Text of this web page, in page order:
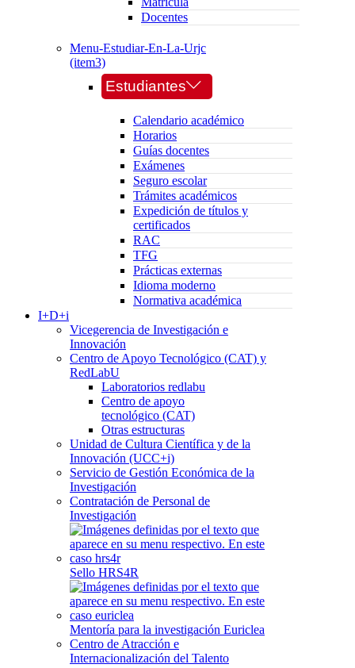
Docentes
Menu-Estudiar-En-La-Urjc
(item3)
Estudiantes
Calendario académico
Horarios
Guías docentes
Exámenes
Seguro escolar
Trámites académicos
Expedición de títulos y
certificados
RAC
TFG
Prácticas externas
Idioma moderno
Normativa académica
I+D+i
Vicegerencia de Investigación e
Innovación
Centro de Apoyo Tecnológico (CAT) y
RedLabU
Laboratorios redlabu
Centro de apoyo
tecnológico (CAT)
Otras estructuras
Unidad de Cultura Científica y de la
Innovación (UCC+i)
Servicio de Gestión Económica de la
Investigación
Contratación de Personal de
Investigación
Sello HRS4R
Mentoría para la investigación Euriclea
Centro de Atracción e
Internacionalización del Talento